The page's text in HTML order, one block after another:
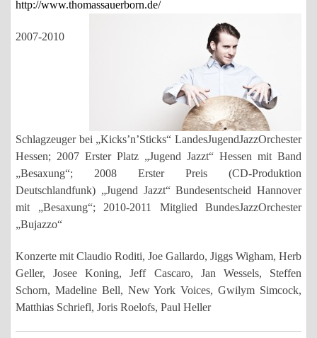
http://www.thomassauerborn.de/
2007-2010
Schlagzeuger bei „Kicks’n’Sticks“ LandesJugendJazzOrchester
Hessen; 2007 Erster Platz „Jugend Jazzt“ Hessen mit Band
„Besaxung“; 2008 Erster Preis (CD-Produktion
Deutschlandfunk) „Jugend Jazzt“ Bundesentscheid Hannover
mit „Besaxung“; 2010-2011 Mitglied BundesJazzOrchester
„Bujazzo“
Konzerte mit Claudio Roditi, Joe Gallardo, Jiggs Wigham, Herb
Geller, Josee Koning, Jeff Cascaro, Jan Wessels, Steffen
Schorn, Madeline Bell, New York Voices, Gwilym Simcock,
Matthias Schriefl, Joris Roelofs, Paul Heller